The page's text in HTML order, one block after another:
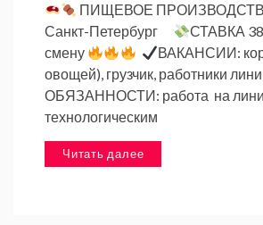
ПИЩЕВОЕ
Санкт-Петербург
СТАВКА
смену
ВАКАНСИИ:
овощей), грузчик, работники
ОБЯЗАННОСТИ: работа на
технологическим
Читать далее